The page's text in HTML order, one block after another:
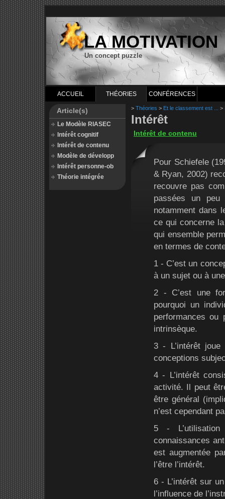
LA MOTIVATION
Un concept puzzle
ACCUEIL THÉORIES CONFÉRENCES
Article(s)
Le Modèle RIASEC
Intérêt cognitif
Intérêt de contenu
Modèle de développ
Intérêt personne-ob
Théorie intégrée
> Théories > Et le classement est ... >
Intérêt
Intérêt de contenu
Pour Schiefele
& Ryan, 2002)
recouvre pas
passées un
notamment dans
ce qui concerne
qui ensemble
en termes de
1 - C’est un
à un sujet ou à
2 - C’est une
pourquoi un
performances ou
intrinsèque.
3 - L’intérêt
conceptions
4 - L’intérêt
activité. Il peut
être général
n’est cependant
5 -
connaissances
est augmentée
l’être l’intérêt.
6 - L’intérêt sur
l’influence de